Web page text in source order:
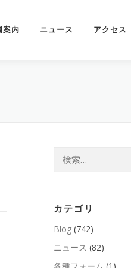
案内 ニュース アクセス
カテゴリ
Blog (742)
ニュース (82)
各種フォーム (1)